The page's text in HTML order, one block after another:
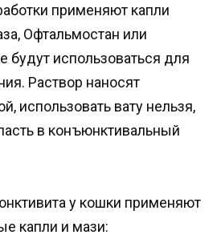
применяют капли
Офтальмостан или
будут использоваться для
Раствор наносят
использовать вату нельзя,
в конъюнктивальный
у кошки применяют
капли и мази: